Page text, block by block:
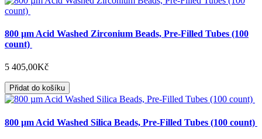
800 µm Acid Washed Zirconium Beads, Pre-Filled Tubes (100
count)
5 405,00Kč
Přidat do košíku
800 µm Acid Washed Silica Beads, Pre-Filled Tubes (100 count)